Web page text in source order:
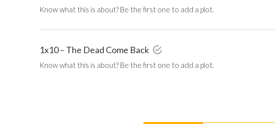
Know what this is about? Be the first one to add a plot.
1x10 – The Dead Come Back
Know what this is about? Be the first one to add a plot.